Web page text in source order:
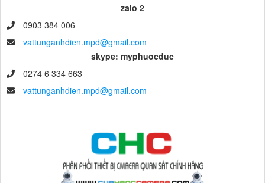
zalo 2
0903 384 006
vattunganhdien.mpd@gmail.com
skype: myphuocduc
0274 6 334 663
vattunganhdien.mpd@gmail.com